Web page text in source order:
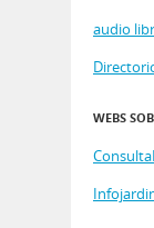
audio
WEBS